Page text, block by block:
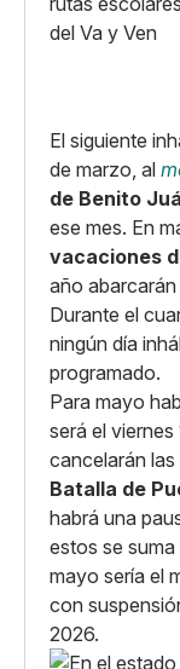
El siguiente
de marzo, al
de Benito
ese mes. En
vacaciones
año
Durante el
ningún día
programado.
Para mayo
será el viernes
cancelarán
Batalla de
habrá una
estos se
mayo sería el
con
2026.